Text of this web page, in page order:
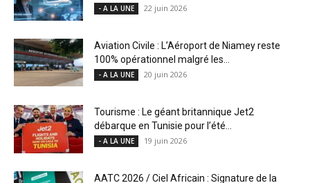
- A LA UNE 22 juin 2026
Aviation Civile : L’Aéroport de Niamey reste
100% opérationnel malgré les...
- A LA UNE 20 juin 2026
Tourisme : Le géant britannique Jet2
débarque en Tunisie pour l’été...
- A LA UNE 19 juin 2026
AATC 2026 / Ciel Africain : Signature de la